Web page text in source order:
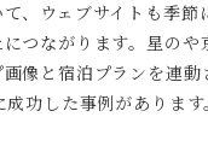
、ウェブサイトも季節
つながります。星のや
像と宿泊プランを連動
功した事例があります